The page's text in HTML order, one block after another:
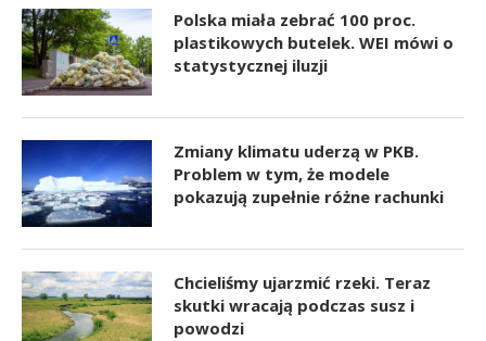
Polska miała zebrać 100 proc.
plastikowych butelek. WEI mówi o
statystycznej iluzji
Zmiany klimatu uderzą w PKB.
Problem w tym, że modele
pokazują zupełnie różne rachunki
Chcieliśmy ujarzmić rzeki. Teraz
skutki wracają podczas susz i
powodzi